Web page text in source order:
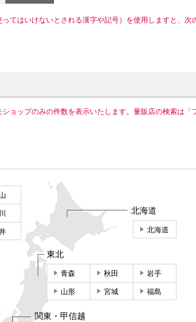
てはいけないとされる漢字や記号）を使用しますと、次
ョップのみの件数を表示いたします。量販店の検索は「
北海道
北海道
東北
青森 秋田 岩手
山形 宮城 福島
関東・甲信越